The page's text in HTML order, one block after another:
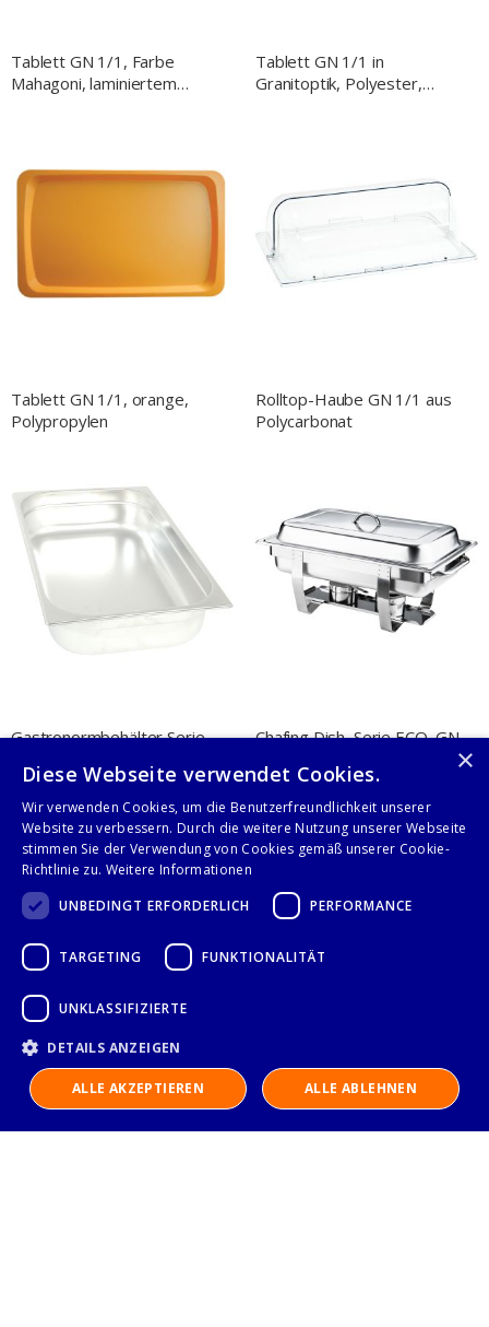
Tablett GN 1/1, Farbe
Mahagoni, laminiertem
Tablett GN 1/1 in
Granitoptik, Polyester,
Tablett GN 1/1, orange,
Polypropylen
Rolltop-Haube GN 1/1 aus
Polycarbonat
Gastronormbehälter Serie
Chafing Dish, Serie ECO, GN
Seite
Sie lesen gerade
1 Seite
2 Seite
Weiter
Anzeigen
Folge uns auf
×
Diese Webseite verwendet Cookies.
Wir verwenden Cookies, um die Benutzerfreundlichkeit unserer
Website zu verbessern. Durch die weitere Nutzung unserer Webseite
stimmen Sie der Verwendung von Cookies gemäß unserer Cookie-
Richtlinie zu. Weitere Informationen
UNBEDINGT ERFORDERLICH
PERFORMANCE
TARGETING FUNKTIONALITÄT
UNKLASSIFIZIERTE
DETAILS ANZEIGEN
ALLE AKZEPTIEREN ALLE ABLEHNEN